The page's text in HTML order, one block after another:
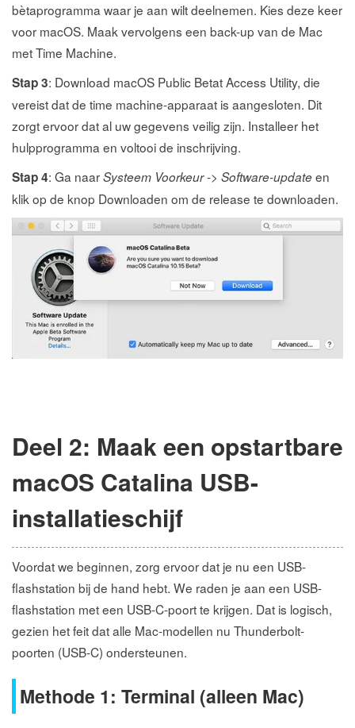
bètaprogramma waar je aan wilt deelnemen. Kies deze keer
voor macOS. Maak vervolgens een back-up van de Mac
met Time Machine.
Stap 3: Download macOS Public Betat Access Utility, die
vereist dat de time machine-apparaat is aangesloten. Dit
zorgt ervoor dat al uw gegevens veilig zijn. Installeer het
hulpprogramma en voltooi de inschrijving.
Stap 4: Ga naarSysteem Voorkeur-> Software-updateen
klik op de knop Downloaden om de release te downloaden.
Deel 2: Maak een opstartbare
macOS Catalina USB-
installatieschijf
Voordat we beginnen, zorg ervoor dat je nu een USB-
flashstation bij de hand hebt. We raden je aan een USB-
flashstation met een USB-C-poort te krijgen. Dat is logisch,
gezien het feit dat alle Mac-modellen nu Thunderbolt-
poorten (USB-C) ondersteunen.
Methode 1: Terminal (alleen Mac)